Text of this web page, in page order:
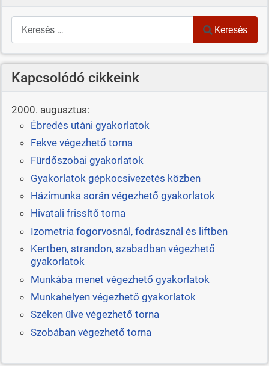
Keresés
Keresés
Kapcsolódó cikkeink
2000. augusztus:
Ébredés utáni gyakorlatok
Fekve végezhető torna
Fürdőszobai gyakorlatok
Gyakorlatok gépkocsivezetés közben
Házimunka során végezhető gyakorlatok
Hivatali frissítő torna
Izometria fogorvosnál, fodrásznál és liftben
Kertben, strandon, szabadban végezhető
gyakorlatok
Munkába menet végezhető gyakorlatok
Munkahelyen végezhető gyakorlatok
Széken ülve végezhető torna
Szobában végezhető torna